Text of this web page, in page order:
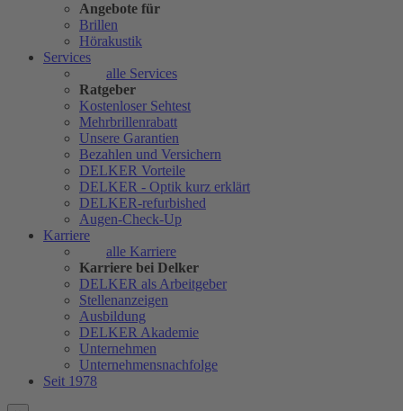
Angebote für
Brillen
Hörakustik
Services
alle Services
Ratgeber
Kostenloser Sehtest
Mehrbrillenrabatt
Unsere Garantien
Bezahlen und Versichern
DELKER Vorteile
DELKER - Optik kurz erklärt
DELKER-refurbished
Augen-Check-Up
Karriere
alle Karriere
Karriere bei Delker
DELKER als Arbeitgeber
Stellenanzeigen
Ausbildung
DELKER Akademie
Unternehmen
Unternehmensnachfolge
Seit 1978